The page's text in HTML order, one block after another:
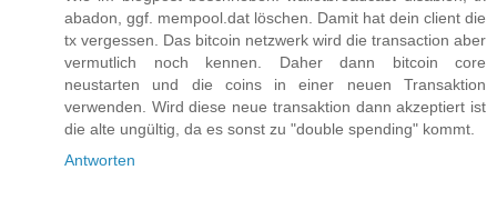
abadon, ggf. mempool.dat löschen. Damit hat dein client die
tx vergessen. Das bitcoin netzwerk wird die transaction aber
vermutlich noch kennen. Daher dann bitcoin core
neustarten und die coins in einer neuen Transaktion
verwenden. Wird diese neue transaktion dann akzeptiert ist
die alte ungültig, da es sonst zu "double spending" kommt.
Antworten